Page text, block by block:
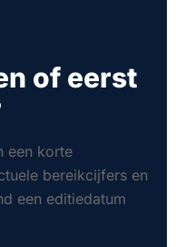
of eerst
een korte
bereikcijfers en
een editiedatum